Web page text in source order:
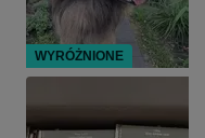
WYRÓŻNIONE